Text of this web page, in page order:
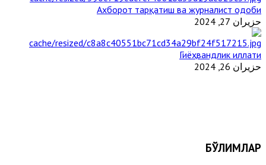
Ахборот тарқатиш ва журналист одоби
حزيران 27, 2024
Гиёҳвандлик иллати
حزيران 26, 2024
БЎЛИМЛАР